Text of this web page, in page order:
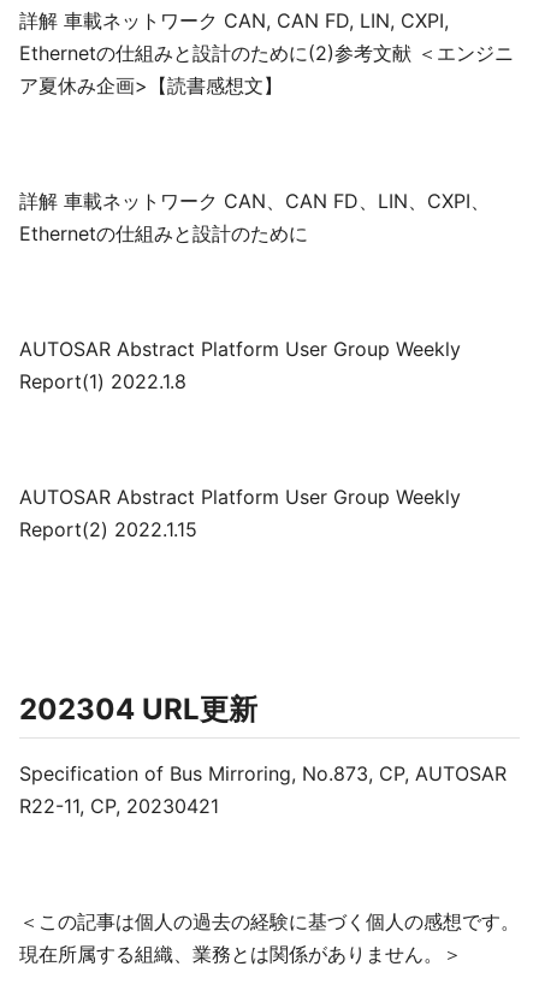
詳解 車載ネットワーク CAN, CAN FD, LIN, CXPI,
Ethernetの仕組みと設計のために(2)参考文献 ＜エンジニ
ア夏休み企画>【読書感想文】
詳解 車載ネットワーク CAN、CAN FD、LIN、CXPI、
Ethernetの仕組みと設計のために
AUTOSAR Abstract Platform User Group Weekly
Report(1) 2022.1.8
AUTOSAR Abstract Platform User Group Weekly
Report(2) 2022.1.15
202304 URL更新
Specification of Bus Mirroring, No.873, CP, AUTOSAR
R22-11, CP, 20230421
＜この記事は個人の過去の経験に基づく個人の感想です。
現在所属する組織、業務とは関係がありません。＞